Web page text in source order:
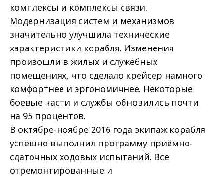
комплексы и комплексы связи.
Модернизация систем и механизмов
значительно улучшила технические
характеристики корабля. Изменения
произошли в жилых и служебных
помещениях, что сделало крейсер намного
комфортнее и эргономичнее. Некоторые
боевые части и службы обновились почти
на 95 процентов.
В октябре-ноябре 2016 года экипаж корабля
успешно выполнил программу приёмно-
сдаточных ходовых испытаний. Все
отремонтированные и